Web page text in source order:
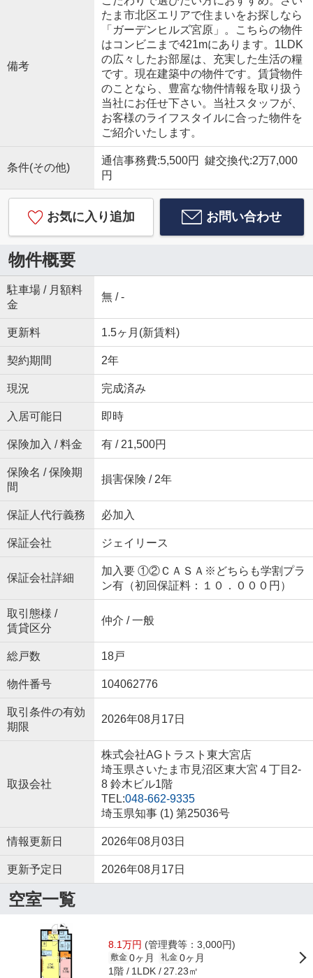
備考
たま市北区エリアで住まいをお探しなら
「ガーデンヒルズ宮原」。こちらの物件
はコンビニまで421mにあります。1LDK
の広々したお部屋は、充実した生活の糧
です。現在建築中の物件です。賃貸物件
のことなら、豊富な物件情報を取り扱う
当社にお任せ下さい。当社スタッフが、
お客様のライフスタイルに合った物件を
ご紹介いたします。
条件(その他)
通信事務費:5,500円 鍵交換代:2万7,000
円
お気に入り追加 お問い合わせ
物件概要
駐車場 / 月額料
金
無 / -
更新料 1.5ヶ月(新賃料)
契約期間 2年
現況 完成済み
入居可能日 即時
保険加入 / 料金 有 / 21,500円
保険名 / 保険期
間
損害保険 / 2年
保証人代行義務 必加入
保証会社 ジェイリース
保証会社詳細
加入要 ①②ＣＡＳＡ※どちらも学割プラ
ン有（初回保証料：１０．０００円）
取引態様 /
賃貸区分
仲介 / 一般
総戸数 18戸
物件番号 104062776
取引条件の有効
期限
2026年08月17日
取扱会社
株式会社AGトラスト東大宮店
埼玉県さいたま市見沼区東大宮４丁目2-
8 鈴木ビル1階
TEL:048-662-9335
埼玉県知事 (1) 第25036号
情報更新日 2026年08月03日
更新予定日 2026年08月17日
空室一覧
8.1万円 (管理費等：3,000円)
敷金 0ヶ月 礼金 0ヶ月
1階 1LDK 27.23㎡